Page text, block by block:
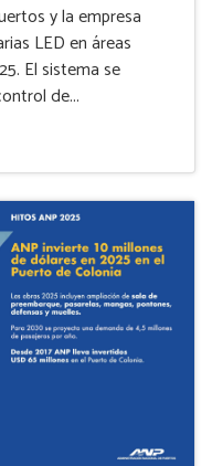
y la empresa
LED en áreas
El sistema se
de...